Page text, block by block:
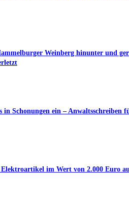
Weinberg hinunter und
Schonungen ein – Anwaltsschreiben
im Wert von 2.000 Euro